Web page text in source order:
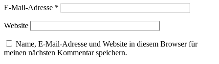
E-Mail-Adresse *
Website
Name, E-Mail-Adresse und Website in diesem Browser für
meinen nächsten Kommentar speichern.